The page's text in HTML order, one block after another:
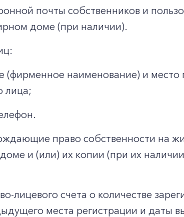
почты собственников и
доме (при наличии).
(фирменное наименование) и место
лица;
право собственности на
и (или) их копии (при их
лицевого счета о количестве
места регистрации и даты